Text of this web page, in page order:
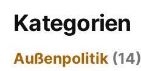
Kategorien
Außenpolitik (14)